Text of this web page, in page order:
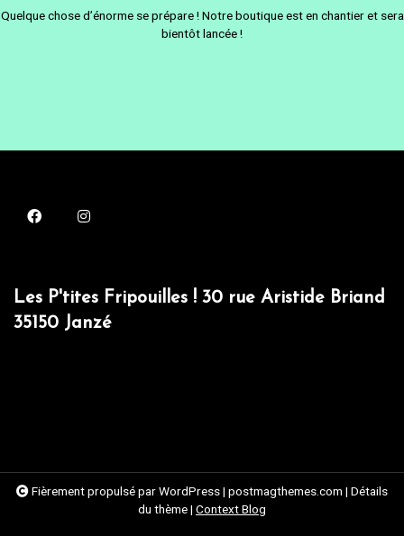
Quelque chose d’énorme se prépare ! Notre boutique est en chantier et sera
bientôt lancée !
Les P'tites Fripouilles ! 30 rue Aristide Briand
35150 Janzé
Fièrement propulsé par WordPress| postmagthemes.com | Détails
du thème| Context Blog